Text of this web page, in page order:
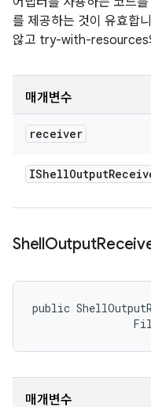
를 제공하는 것이 유효합
않고 try-with-resources
매개변수
receiver
IShellOutput
ShellOutput
public
매개변수